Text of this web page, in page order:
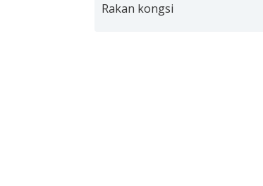
Rakan kongsi